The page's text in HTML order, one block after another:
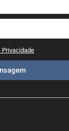
Privacidade